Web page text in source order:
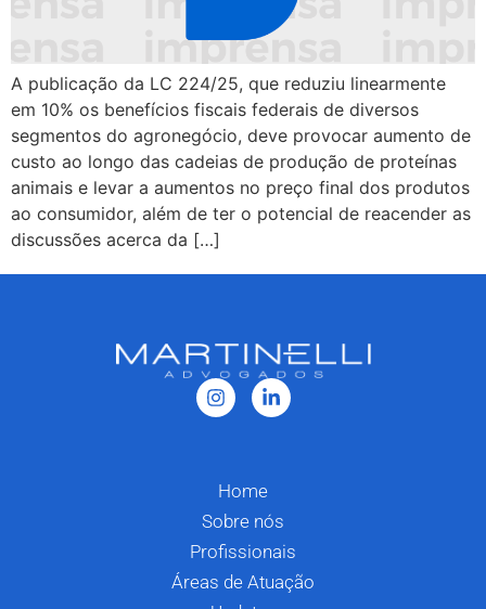
A publicação da LC 224/25, que reduziu linearmente
em 10% os benefícios fiscais federais de diversos
segmentos do agronegócio, deve provocar aumento de
custo ao longo das cadeias de produção de proteínas
animais e levar a aumentos no preço final dos produtos
ao consumidor, além de ter o potencial de reacender as
discussões acerca da […]
Home
Sobre nós
Profissionais
Áreas de Atuação